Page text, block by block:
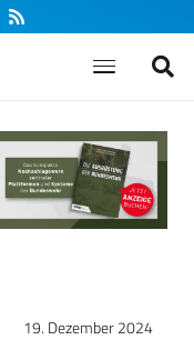
19. Dezember 2024